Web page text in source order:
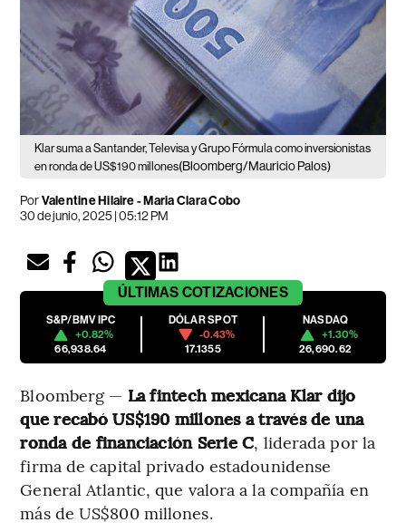
Klar suma a Santander, Televisa y Grupo Fórmula como inversionistas
en ronda de US$190 millones(Bloomberg/Mauricio Palos)
PorValentine Hilaire - Maria Clara Cobo
30 de junio, 2025 | 05:12 PM
ÚLTIMAS COTIZACIONES
S&P/BMV IPC
+0.82%
66,938.64
DÓLAR SPOT
-0.43%
17.1355
NASDAQ
+1.30%
26,690.62
Bloomberg — La fintech mexicana Klar dijo
que recabó US$190 millones a través de una
ronda de financiación Serie C, liderada por la
firma de capital privado estadounidense
General Atlantic, que valora a la compañía en
más de US$800 millones.